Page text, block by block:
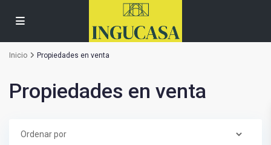
Inicio Propiedades en venta
Propiedades en venta